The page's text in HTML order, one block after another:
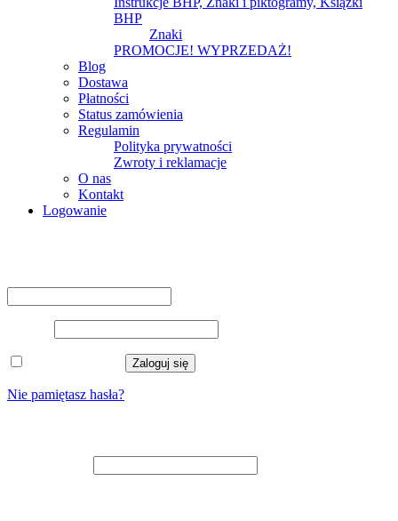
BHP
Znaki
PROMOCJE! WYPRZEDAŻ!
Blog
Dostawa
Płatności
Status zamówienia
Regulamin
Polityka prywatności
Zwroty i reklamacje
O nas
Kontakt
Logowanie
Zaloguj się
Nie pamiętasz hasła?